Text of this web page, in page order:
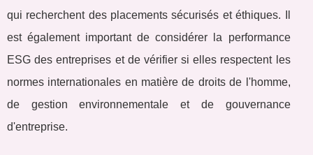
qui recherchent des placements sécurisés et éthiques. Il
est également important de considérer la performance
ESG des entreprises et de vérifier si elles respectent les
normes internationales en matière de droits de l'homme,
de gestion environnementale et de gouvernance
d'entreprise.